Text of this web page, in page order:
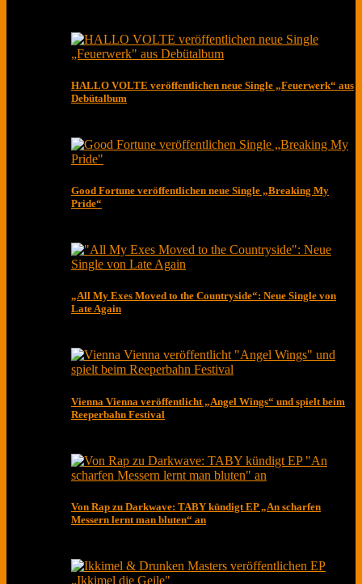
HALLO VOLTE veröffentlichen neue Single „Feuerwerk“ aus
Debütalbum
Good Fortune veröffentlichen neue Single „Breaking My
Pride“
„All My Exes Moved to the Countryside“: Neue Single von
Late Again
Vienna Vienna veröffentlicht „Angel Wings“ und spielt beim
Reeperbahn Festival
Von Rap zu Darkwave: TABY kündigt EP „An scharfen
Messern lernt man bluten“ an